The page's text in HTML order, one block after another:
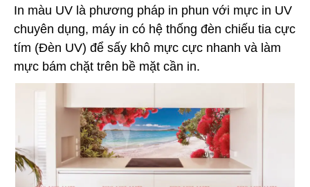
In màu UV là phương pháp in phun với mực in UV
chuyên dụng, máy in có hệ thống đèn chiếu tia cực
tím (Đèn UV) để sấy khô mực cực nhanh và làm
mực bám chặt trên bề mặt cần in.